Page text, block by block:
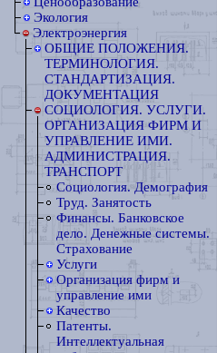
Экология
Электроэнергия
ОБЩИЕ ПОЛОЖЕНИЯ.
ТЕРМИНОЛОГИЯ.
СТАНДАРТИЗАЦИЯ.
ДОКУМЕНТАЦИЯ
СОЦИОЛОГИЯ. УСЛУГИ.
ОРГАНИЗАЦИЯ ФИРМ И
УПРАВЛЕНИЕ ИМИ.
АДМИНИСТРАЦИЯ.
ТРАНСПОРТ
Социология. Демография
Труд. Занятость
Финансы. Банковское
дело. Денежные системы.
Страхование
Услуги
Организация фирм и
управление ими
Качество
Патенты.
Интеллектуальная